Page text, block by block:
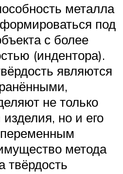
металла
под
с более
(индентора).
являются
не только
но и его
метода